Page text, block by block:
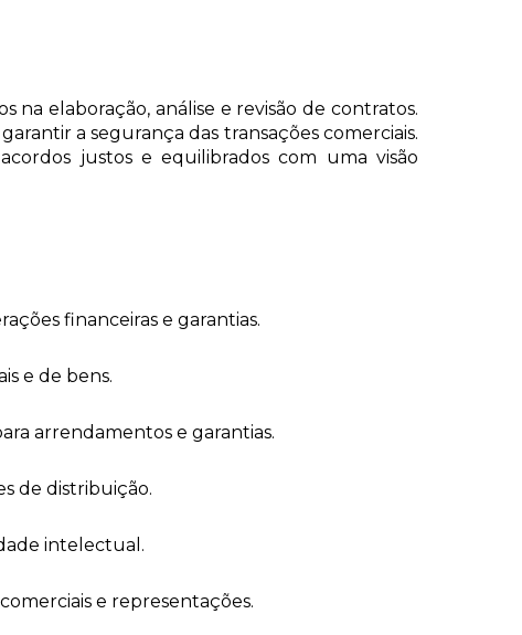
na elaboração, análise e revisão de contratos.
a segurança das transações comerciais.
justos e equilibrados com uma visão
financeiras e garantias.
e de bens.
arrendamentos e garantias.
de distribuição.
intelectual.
e representações.